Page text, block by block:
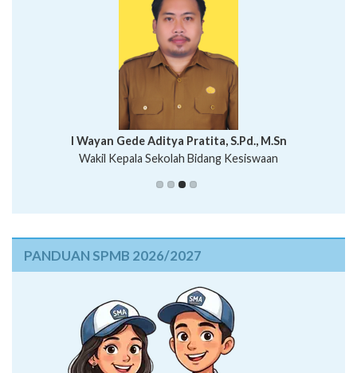
Putu Suhartana, S.Pd.
I Wayan Bawa Parmita, S.Pd
I Wayan Gede Aditya Pratita, S.Pd., M.Sn
Wakil Kepala Sekolah Bidang Kesiswaan
Ni Wayan Nopi Sutantri, S.Pd.
PANDUAN SPMB 2026/2027